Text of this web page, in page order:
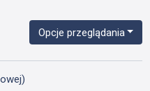
Opcje przeglądania